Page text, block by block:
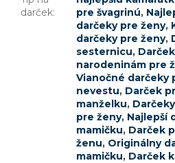
darček:
pre švagrinú,
darčeky pre ženy,
darčeky pre ženy,
sesternicu,
narodeninám pre
Vianočné darčeky
nevestu, Darček
manželku,
pre ženy, Najlepší
mamičku, Darček
ženu, Originálny
mamičku, Darček